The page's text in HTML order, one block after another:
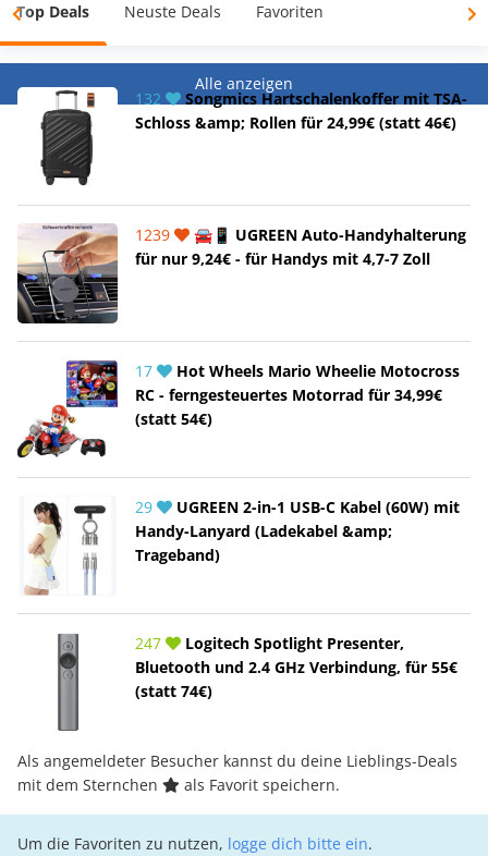
Top Deals Neuste Deals Favoriten
Alle anzeigen
132
Songmics Hartschalenkoffer mit TSA-
Schloss &amp; Rollen für 24,99€ (statt 46€)
1239
🚘📱 UGREEN Auto-Handyhalterung
für nur 9,24€ - für Handys mit 4,7-7 Zoll
17
Hot Wheels Mario Wheelie Motocross
RC - ferngesteuertes Motorrad für 34,99€
(statt 54€)
29
UGREEN 2-in-1 USB-C Kabel (60W) mit
Handy-Lanyard (Ladekabel &amp;
Trageband)
247
Logitech Spotlight Presenter,
Bluetooth und 2.4 GHz Verbindung, für 55€
(statt 74€)
Als angemeldeter Besucher kannst du deine Lieblings-Deals
mit dem Sternchen
als Favorit speichern.
Um die Favoriten zu nutzen, logge dich bitte ein.